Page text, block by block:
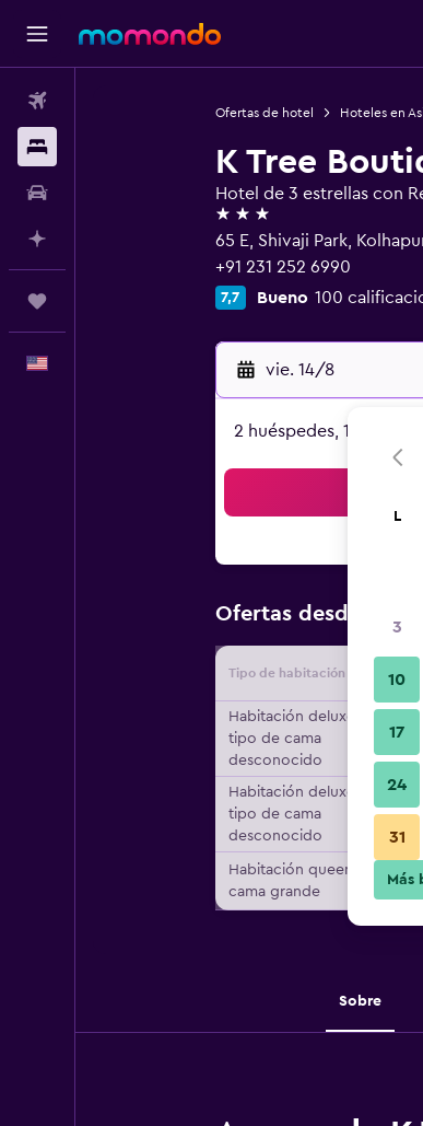
Ofertas de hotel Hoteles en
K Tree
Hotel de 3 estrellas con
3 estrellas
65 E, Shivaji Park,
+91 231 252 6990
7,7 Bueno 100
vie. 14/8
2 huéspedes, 1
Ofertas desde
Tipo de habitación
Habitación deluxe,
tipo de cama
desconocido
Habitación deluxe,
tipo de cama
desconocido
Habitación queen, 1
cama grande
Sobre
L
3
10
17
24
31
Más